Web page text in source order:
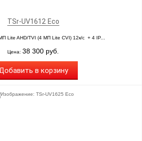
TSr-UV1612 Eco
Lite AHD/TVI (4 МП Lite CVI) 12к/с + 4 IP...
Цена: 38 300 руб.
в корзину